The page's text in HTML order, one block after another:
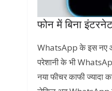
फोन में बिना
WhatsApp के इस नए
परेशानी के भी
नया फीचर काफी ज्यादा